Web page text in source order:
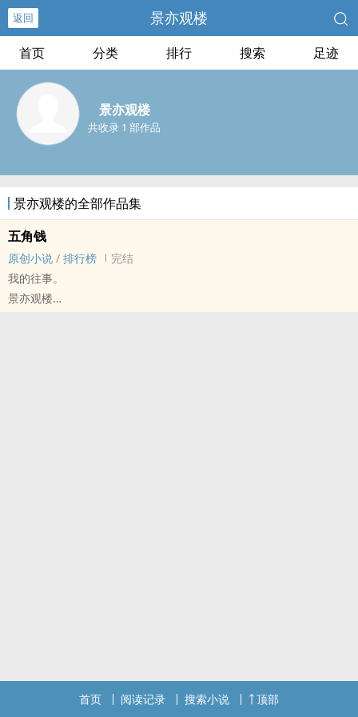
返回 景亦观楼
首页 分类 排行 搜索 足迹
景亦观楼
共收录 1 部作品
景亦观楼的全部作品集
五角钱
原创小说 / 排行榜
完结
我的往事。
景亦观楼
首页 阅读记录 搜索小说 顶部